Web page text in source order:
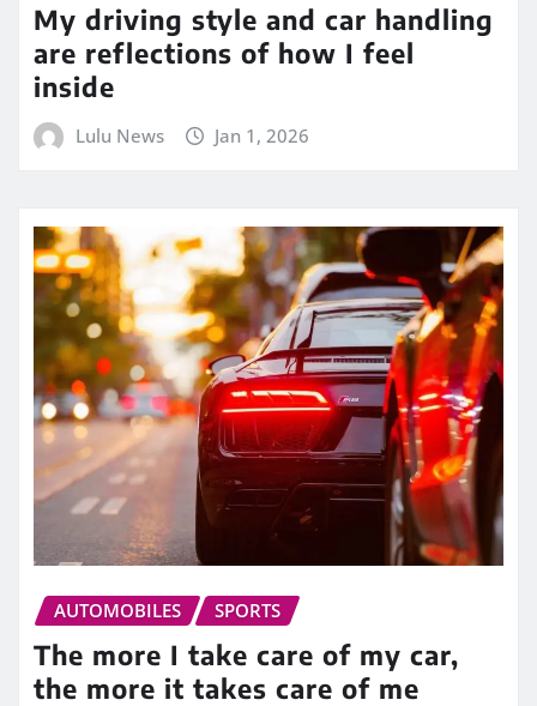
My driving style and car handling
are reflections of how I feel
inside
Lulu News Jan 1, 2026
AUTOMOBILES SPORTS
The more I take care of my car,
the more it takes care of me